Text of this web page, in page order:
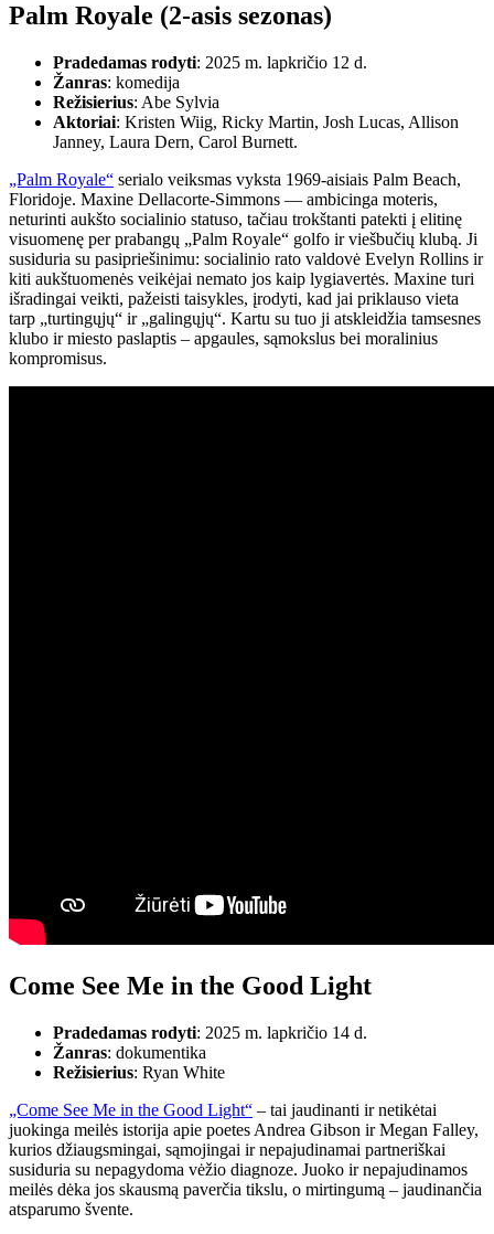
Palm Royale (2-asis sezonas)
Pradedamas rodyti: 2025 m. lapkričio 12 d.
Žanras: komedija
Režisierius: Abe Sylvia
Aktoriai: Kristen Wiig, Ricky Martin, Josh Lucas, Allison
Janney, Laura Dern, Carol Burnett.
„Palm Royale“ serialo veiksmas vyksta 1969-aisiais Palm Beach,
Floridoje. Maxine Dellacorte-Simmons — ambicinga moteris,
neturinti aukšto socialinio statuso, tačiau trokštanti patekti į elitinę
visuomenę per prabangų „Palm Royale“ golfo ir viešbučių klubą. Ji
susiduria su pasipriešinimu: socialinio rato valdovė Evelyn Rollins ir
kiti aukštuomenės veikėjai nemato jos kaip lygiavertės. Maxine turi
išradingai veikti, pažeisti taisykles, įrodyti, kad jai priklauso vieta
tarp „turtingųjų“ ir „galingųjų“. Kartu su tuo ji atskleidžia tamsesnes
klubo ir miesto paslaptis – apgaules, sąmokslus bei moralinius
kompromisus.
Come See Me in the Good Light
Pradedamas rodyti: 2025 m. lapkričio 14 d.
Žanras: dokumentika
Režisierius: Ryan White
„Come See Me in the Good Light“ – tai jaudinanti ir netikėtai
juokinga meilės istorija apie poetes Andrea Gibson ir Megan Falley,
kurios džiaugsmingai, sąmojingai ir nepajudinamai partneriškai
susiduria su nepagydoma vėžio diagnoze. Juoko ir nepajudinamos
meilės dėka jos skausmą paverčia tikslu, o mirtingumą – jaudinančia
atsparumo švente.